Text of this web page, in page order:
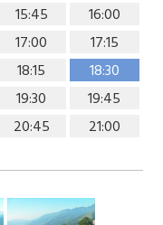
15:45
16:00
17:00
17:15
18:15
18:30
19:30
19:45
20:45 21:00